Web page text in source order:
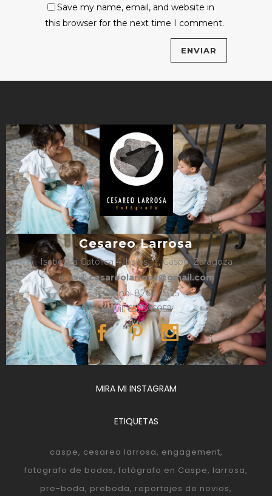
Save my name, email, and website in
this browser for the next time I comment.
Cesareo Larrosa
Isabel La Católica 4, bajos, 1º, Caspe, Zaragoza
e-mail:cesareolarrosa@gmail.com
Teléfono: 876610325
Móvil: 657366052
MIRA MI INSTAGRAM
ETIQUETAS
caspe cesareo larrosa engagement
fotografo de bodas fotógrafo en Caspe larrosa
pre-boda preboda reportajes de novios